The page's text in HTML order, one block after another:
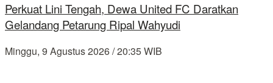
Perkuat Lini Tengah, Dewa United FC Daratkan
Gelandang Petarung Ripal Wahyudi
Minggu, 9 Agustus 2026 / 20:35 WIB